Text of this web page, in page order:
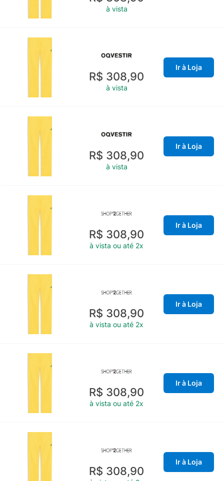
à vista
R$ 308,90
à vista
Ir à Loja
R$ 308,90
à vista
Ir à Loja
R$ 308,90
à vista ou até 2x
Ir à Loja
R$ 308,90
à vista ou até 2x
Ir à Loja
R$ 308,90
à vista ou até 2x
Ir à Loja
R$ 308,90
Ir à Loja